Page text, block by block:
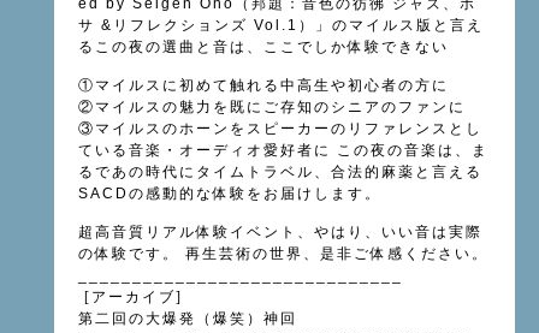
ed by Seigen Ono（邦題：音色の彷彿 ジャズ、ボ
サ &リフレクションズ Vol.1）」のマイルス版と言え
るこの夜の選曲と音は、ここでしか体験できない
①マイルスに初めて触れる中高生や初心者の方に
②マイルスの魅力を既にご存知のシニアのファンに
③マイルスのホーンをスピーカーのリファレンスとし
ている音楽・オーディオ愛好者に この夜の音楽は、ま
るであの時代にタイムトラベル、合法的麻薬と言える
SACDの感動的な体験をお届けします。
超高音質リアル体験イベント、やはり、いい音は実際
の体験です。 再生芸術の世界、是非ご体感ください。
[アーカイブ]
第二回の大爆発（爆笑）神回